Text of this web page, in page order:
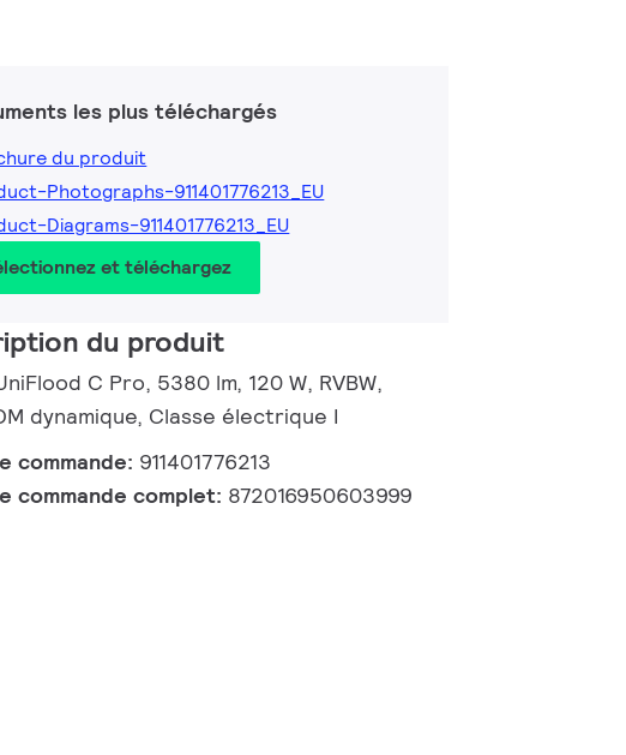
les plus téléchargés
du produit
Photographs-911401776213_EU
Diagrams-911401776213_EU
et téléchargez
du produit
C Pro, 5380 lm, 120 W, RVBW,
dynamique, Classe électrique I
commande: 911401776213
commande complet: 872016950603999